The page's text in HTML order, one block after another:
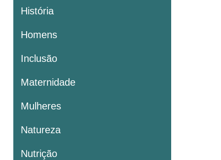
História
Homens
Inclusão
Maternidade
Mulheres
Natureza
Nutrição